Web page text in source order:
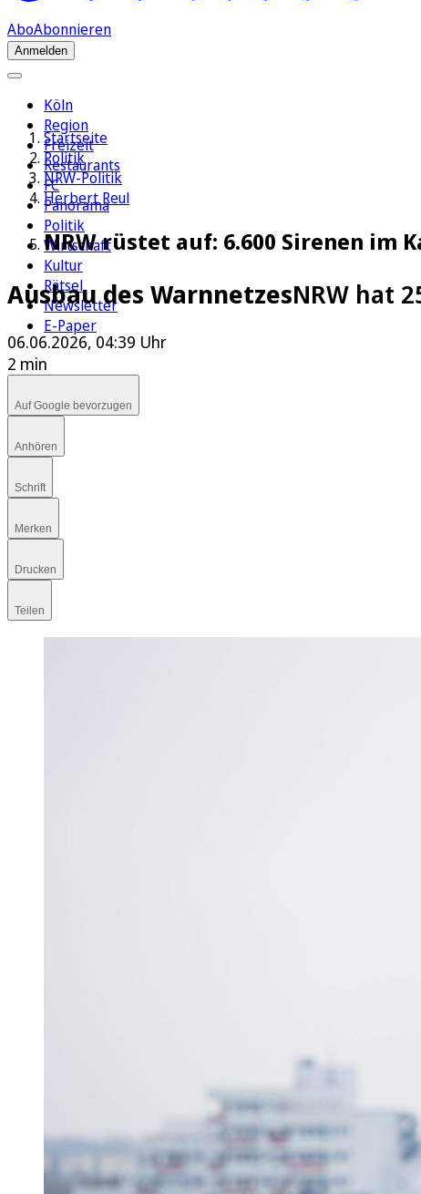
AboAbonnieren
Anmelden
Köln
Region
Freizeit
Restaurants
FC
Panorama
Politik
Wirtschaft
Kultur
Rätsel
Newsletter
E-Paper
Startseite
Politik
NRW-Politik
Herbert Reul
NRW rüstet auf: 6.600 Sirenen im
Ausbau des WarnnetzesNRW hat
06.06.2026, 04:39 Uhr
2 min
Auf Google bevorzugen
Anhören
Schrift
Merken
Drucken
Teilen